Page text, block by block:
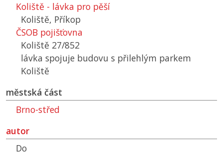
Koliště - lávka pro pěší
Koliště, Příkop
ČSOB pojišťovna
Koliště 27/852
lávka spojuje budovu s přilehlým parkem
Koliště
městská část
Brno-střed
autor
Do